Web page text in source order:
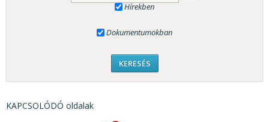
Hírekben
Dokumentumokban
KAPCSOLÓDÓ oldalak